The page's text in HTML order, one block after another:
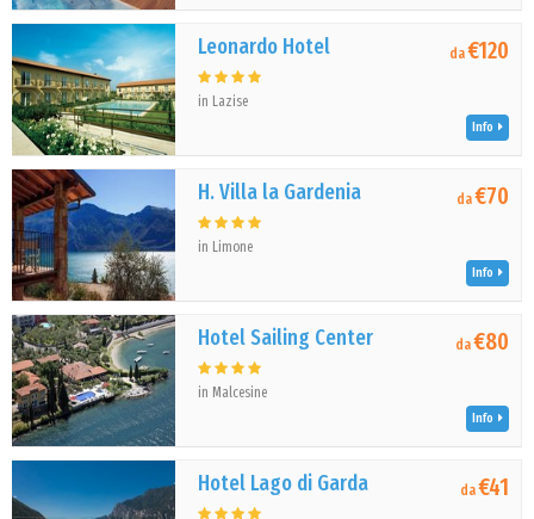
Leonardo Hotel
in Lazise
da€120
Info
H. Villa la Gardenia
in Limone
da€70
Info
Hotel Sailing Center
in Malcesine
da€80
Info
Hotel Lago di Garda da€41